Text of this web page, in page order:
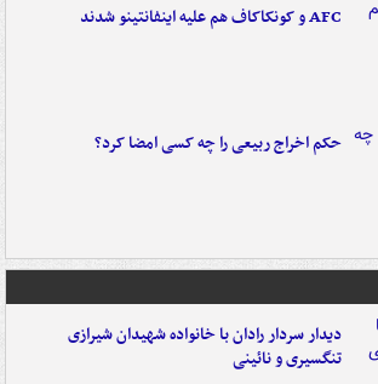
AFC و کونکاکاف هم علیه اینفانتینو شدند
حکم اخراج ربیعی را چه کسی امضا کرد؟
دیدار سردار رادان با خانواده‌ شهیدان شیرازی
تنگسیری و نائینی